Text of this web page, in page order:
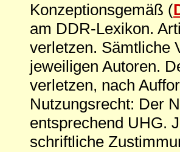
Konzeptionsgemäß (
am DDR-Lexikon.
verletzen. Sämtliche
jeweiligen Autoren.
verletzen, nach
Nutzungsrecht: Der
entsprechend UHG.
schriftliche